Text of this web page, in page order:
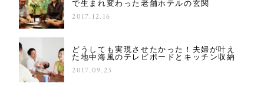
で生まれ変わった老舗ホテルの玄関
2017.12.16
どうしても実現させたかった！夫婦が叶え
た地中海風のテレビボードとキッチン収納
2017.09.23